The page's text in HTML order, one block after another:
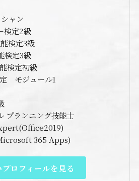
ャン
検定2級
検定3級
検定3級
検定初級
モジュール1
プランニング技能士
365 Apps)
ロフィールを見る